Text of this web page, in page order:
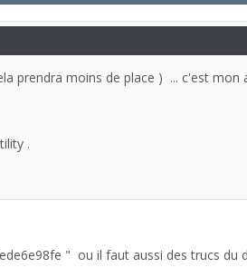
prendra moins de place ) ... c'est
.
" ou il faut aussi des trucs du